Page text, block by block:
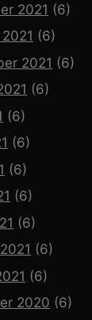
2021 (6)
(6)
2021 (6)
(6)
(6)
(6)
(6)
(6)
(6)
(6)
(6)
2020 (6)